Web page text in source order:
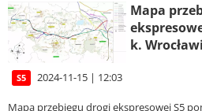
Mapa
k.
S5 2024-11-15 | 12:03
Mapa przebiegu drogi ekspresowej S5